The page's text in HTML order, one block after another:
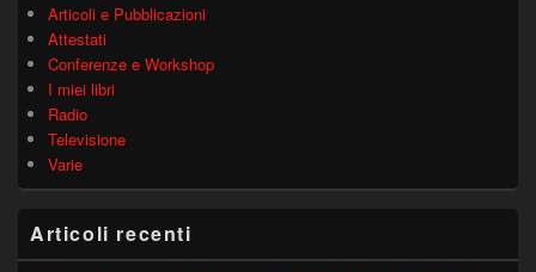
Articoli e Pubblicazioni
Attestati
Conferenze e Workshop
I miei libri
Radio
Televisione
Varie
Articoli recenti